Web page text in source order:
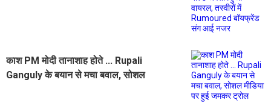
काश PM मोदी तानाशाह होते ... Rupali
Ganguly के बयान से मचा बवाल, सोशल